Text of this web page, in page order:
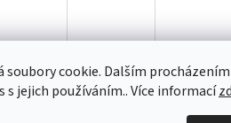
soubory cookie. Dalším
s jejich používáním.. Více informací